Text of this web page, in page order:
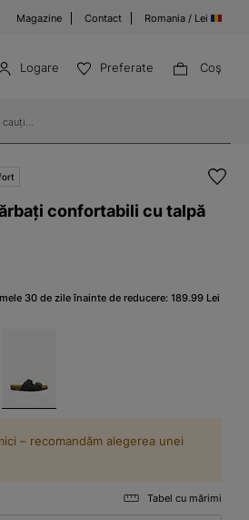
Magazine Contact Romania / Lei
Logare Preferate Coş
confortabili cu talpă
30 de zile înainte de reducere: 189.99 Lei
– recomandăm alegerea unei
Tabel cu mărimi